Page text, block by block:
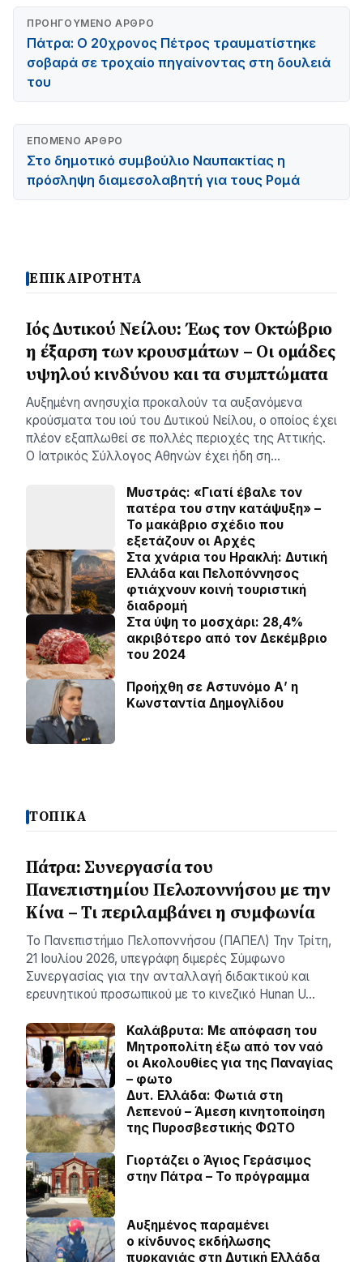
ΠΡΟΗΓΟΎΜΕΝΟ ΆΡΘΡΟ
Πάτρα: Ο 20χρονος Πέτρος τραυματίστηκε
σοβαρά σε τροχαίο πηγαίνοντας στη δουλειά
του
ΕΠΌΜΕΝΟ ΆΡΘΡΟ
Στο δημοτικό συμβούλιο Ναυπακτίας η
πρόσληψη διαμεσολαβητή για τους Ρομά
ΕΠΙΚΑΙΡΟΤΗΤΑ
Ιός Δυτικού Νείλου: Έως τον Οκτώβριο
η έξαρση των κρουσμάτων – Οι ομάδες
υψηλού κινδύνου και τα συμπτώματα
Αυξημένη ανησυχία προκαλούν τα αυξανόμενα
κρούσματα του ιού του Δυτικού Νείλου, ο οποίος έχει
πλέον εξαπλωθεί σε πολλές περιοχές της Αττικής.
Ο Ιατρικός Σύλλογος Αθηνών έχει ήδη ση…
Μυστράς: «Γιατί έβαλε τον
πατέρα του στην κατάψυξη» –
Το μακάβριο σχέδιο που
εξετάζουν οι Αρχές
Στα χνάρια του Ηρακλή: Δυτική
Ελλάδα και Πελοπόννησος
φτιάχνουν κοινή τουριστική
διαδρομή
Στα ύψη το μοσχάρι: 28,4%
ακριβότερο από τον Δεκέμβριο
του 2024
Προήχθη σε Αστυνόμο Α’ η
Κωνσταντία Δημογλίδου
ΤΟΠΙΚΑ
Πάτρα: Συνεργασία του
Πανεπιστημίου Πελοποννήσου με την
Κίνα – Τι περιλαμβάνει η συμφωνία
Το Πανεπιστήμιο Πελοποννήσου (ΠΑΠΕΛ) Την Τρίτη,
21 Ιουλίου 2026, υπεγράφη διμερές Σύμφωνο
Συνεργασίας για την ανταλλαγή διδακτικού και
ερευνητικού προσωπικού με το κινεζικό Hunan U…
Καλάβρυτα: Με απόφαση του
Μητροπολίτη έξω από τον ναό
οι Ακολουθίες για της Παναγίας
– φωτο
Δυτ. Ελλάδα: Φωτιά στη
Λεπενού – Άμεση κινητοποίηση
της Πυροσβεστικής ΦΩΤΟ
Γιορτάζει ο Άγιος Γεράσιμος
στην Πάτρα – Το πρόγραμμα
Αυξημένος παραμένει
ο κίνδυνος εκδήλωσης
πυρκαγιάς στη Δυτική Ελλάδα